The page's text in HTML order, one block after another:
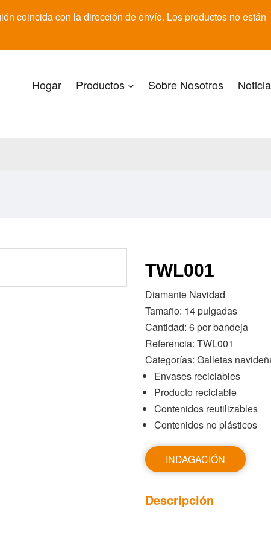
coincida con la dirección de envío. Los productos no están
Hogar Productos Sobre Nosotros Noticia
TWL001
Diamante Navidad
Tamaño: 14 pulgadas
Cantidad: 6 por bandeja
Referencia: TWL001
Categorías: Galletas
Envases reciclables
Producto reciclable
Contenidos reutilizables
Contenidos no plásticos
INDAGACIÓN
Descripción